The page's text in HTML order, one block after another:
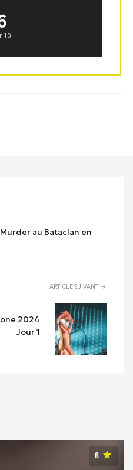
10
au Bataclan en
ARTICLE SUIVANT
2024
Jour 1
8